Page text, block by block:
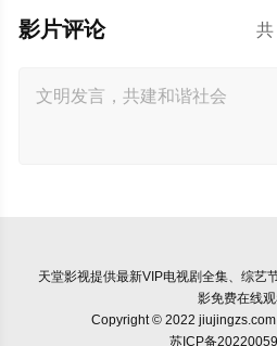
影片评论
天堂影视提供最新VIP电视剧全集、综艺
影免费在线
Copyright © 2022
苏ICP备